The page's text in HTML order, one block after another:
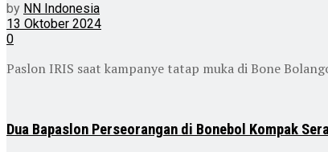
by NN Indonesia
13 Oktober 2024
0
Paslon IRIS saat kampanye tatap muka di Bone
Dua Bapaslon Perseorangan di Bonebol Kompak